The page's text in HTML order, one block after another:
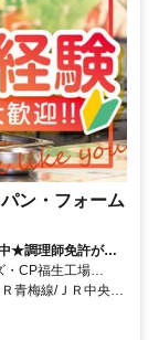
ン・フォーム
★調理師免許が活
CP福生工場
青梅線/ＪＲ中央本
牛浜東口徒歩約26
ずれている場合